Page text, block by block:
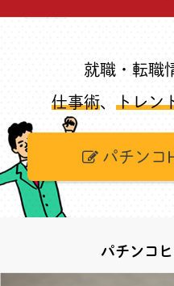
就職・転職
仕事術、 トレン
パチンコ
パチンコ